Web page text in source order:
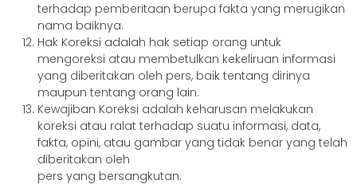
terhadap pemberitaan berupa fakta yang merugikan
nama baiknya.
Hak Koreksi adalah hak setiap orang untuk
mengoreksi atau membetulkan kekeliruan informasi
yang diberitakan oleh pers, baik tentang dirinya
maupun tentang orang lain.
Kewajiban Koreksi adalah keharusan melakukan
koreksi atau ralat terhadap suatu informasi, data,
fakta, opini, atau gambar yang tidak benar yang telah
diberitakan oleh
pers yang bersangkutan.